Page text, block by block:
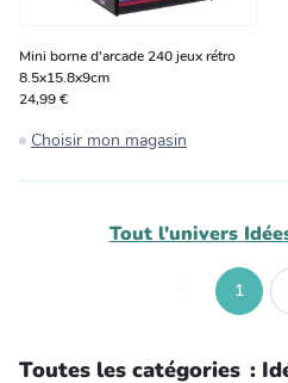
Mini borne d'arcade 240 jeux rétro
8.5x15.8x9cm
24,99 €
Choisir mon magasin
Tout l'univers
1
Toutes les catégories :